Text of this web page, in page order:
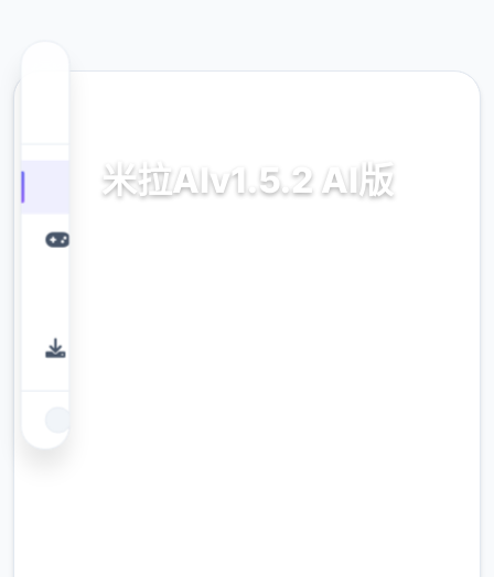
米拉AIv1.5.2 AI版
米拉AIv1.5.2 AI版,PC+安卓,2.94G,Mila AI